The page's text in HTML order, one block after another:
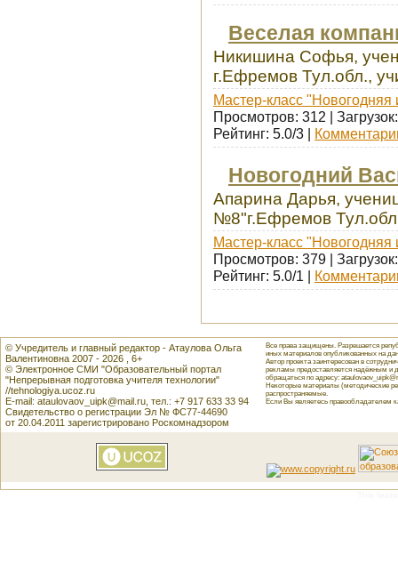
Веселая
Никишина Софья,
г.Ефремов Тул.обл.,
Мастер-класс
Просмотров: 312 |
Рейтинг: 5.0/3 |
Новогодний
Апарина Дарья,
№8"г.Ефремов
Мастер-класс
Просмотров: 379 |
Рейтинг: 5.0/1 |
© Учредитель и главный редактор - Атаулова Ольга
Валентиновна 2007 - 2026 , 6+
© Электронное СМИ "Образовательный портал
"Непрерывная подготовка учителя технологии"
//tehnologiya.ucoz.ru
E-mail: ataulovaov_uipk@mail.ru, тел.: +7 917 633 33 94
Свидетельство о регистрации Эл № ФС77-44690
от 20.04.2011 зарегистрировано Роскомнадзором
Все права защищены. Разрешается
иных материалов опубликованных на
Автор проекта заинтересован в
рекламы предоставляется надёжным и
обращаться по адресу:
Некоторые материалы (методические
распространяемые.
Если Вы являетесь правообладателем